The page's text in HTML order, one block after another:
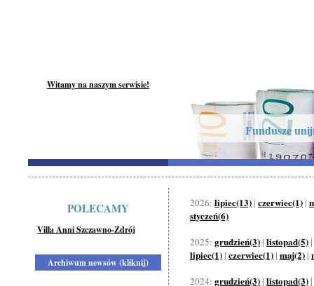
Witamy na naszym serwisie!
Fundusze
POLECAMY
Villa Anni Szczawno-Zdrój
Archiwum newsów (kliknij)
2026: lipiec(13) | czerwiec(1) |
styczeń(6)
2025: grudzień(3) | listopad(5) |
lipiec(1) | czerwiec(1) | maj(2) |
2024: grudzień(3) | listopad(3) |